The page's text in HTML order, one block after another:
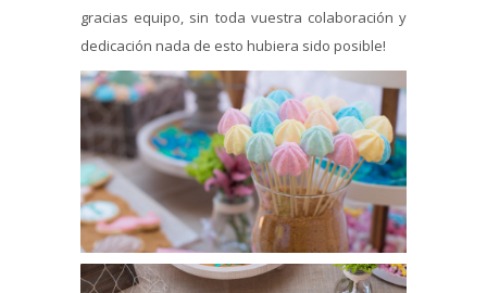
gracias equipo, sin toda vuestra colaboración y
dedicación nada de esto hubiera sido posible!